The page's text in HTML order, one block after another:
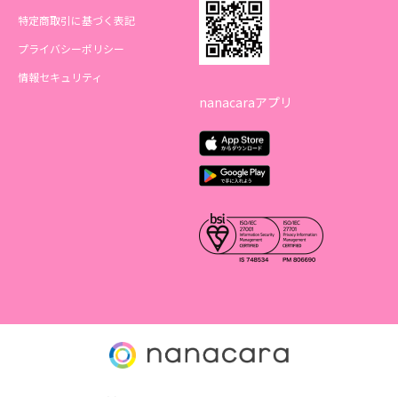
特定商取引に基づく表記
プライバシーポリシー
情報セキュリティ
nanacaraアプリ